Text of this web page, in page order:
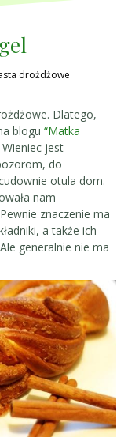
drożdżowe
Dlatego,
blogu “Matka
jest
do
otula dom.
nam
znaczenie ma
a także ich
generalnie nie ma